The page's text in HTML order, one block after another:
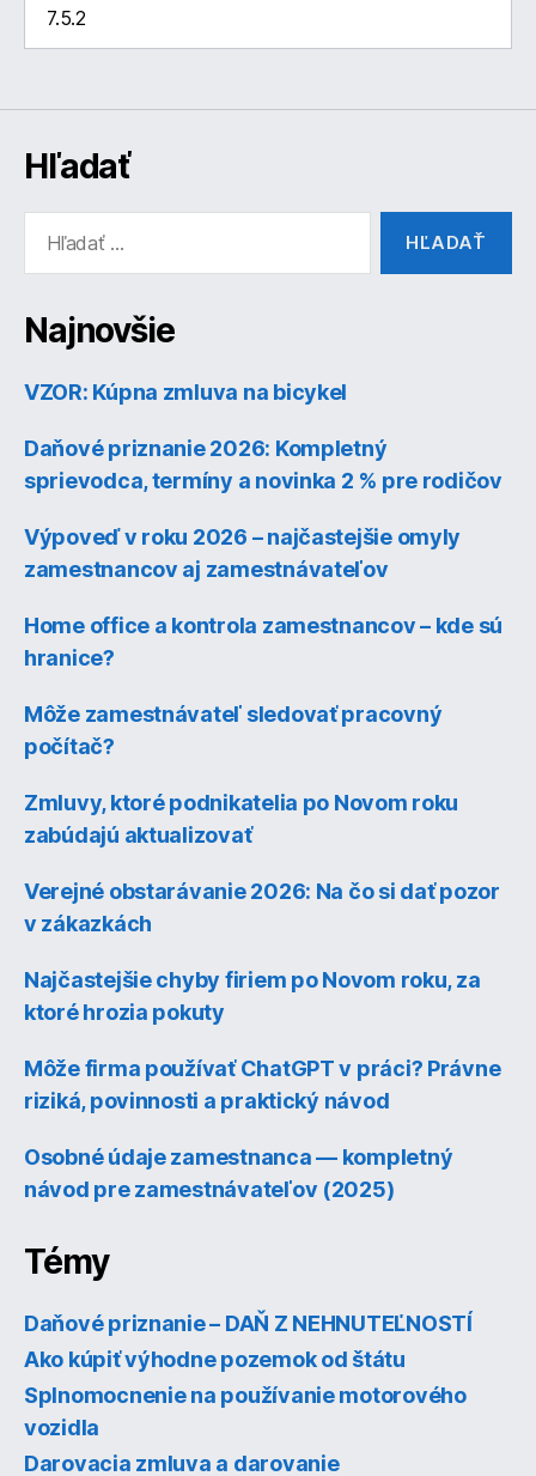
Hľadať
Najnovšie
VZOR: Kúpna zmluva na bicykel
Daňové priznanie 2026: Kompletný
sprievodca, termíny a novinka 2 % pre rodičov
Výpoveď v roku 2026 – najčastejšie omyly
zamestnancov aj zamestnávateľov
Home office a kontrola zamestnancov – kde sú
hranice?
Môže zamestnávateľ sledovať pracovný
počítač?
Zmluvy, ktoré podnikatelia po Novom roku
zabúdajú aktualizovať
Verejné obstarávanie 2026: Na čo si dať pozor
v zákazkách
Najčastejšie chyby firiem po Novom roku, za
ktoré hrozia pokuty
Môže firma používať ChatGPT v práci? Právne
riziká, povinnosti a praktický návod
Osobné údaje zamestnanca — kompletný
návod pre zamestnávateľov (2025)
Témy
Daňové priznanie – DAŇ Z NEHNUTEĽNOSTÍ
Ako kúpiť výhodne pozemok od štátu
Splnomocnenie na používanie motorového
vozidla
Darovacia zmluva a darovanie